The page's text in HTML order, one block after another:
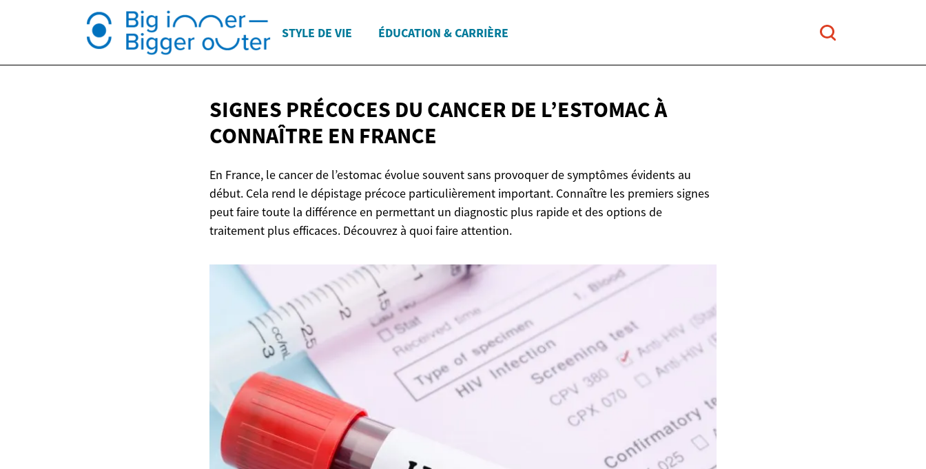
STYLE DE VIE ÉDUCATION & CARRIÈRE
SIGNES PRÉCOCES DU CANCER DE L’ESTOMAC À
CONNAÎTRE EN FRANCE
En France, le cancer de l’estomac évolue souvent sans provoquer de symptômes évidents au
début. Cela rend le dépistage précoce particulièrement important. Connaître les premiers signes
peut faire toute la différence en permettant un diagnostic plus rapide et des options de
traitement plus efficaces. Découvrez à quoi faire attention.